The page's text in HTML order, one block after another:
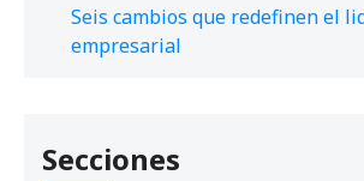
Seis cambios que redefinen el
empresarial
Secciones